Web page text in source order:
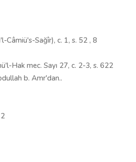
Câmiü's-Sağîr), c. 1, s. 52 , 8
Hak mec. Sayı 27, c. 2-3, s. 622
b. Amr'dan..